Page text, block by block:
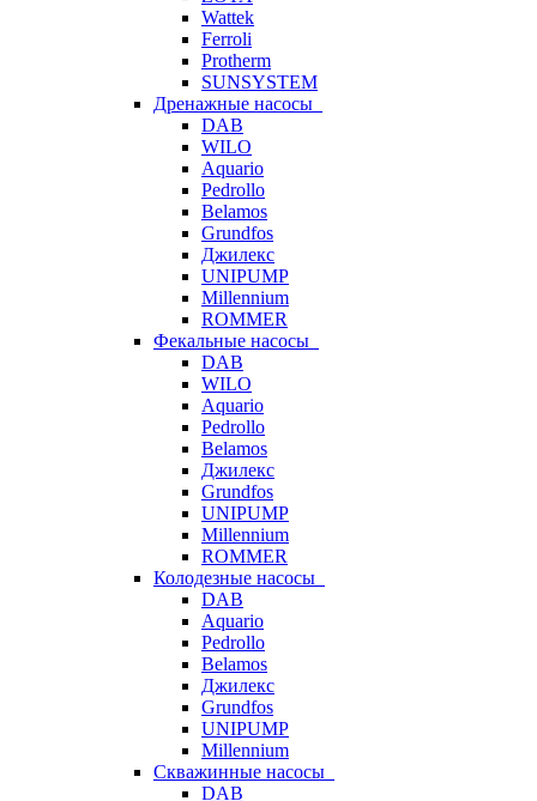
Wattek
Ferroli
Protherm
SUNSYSTEM
Дренажные насосы
DAB
WILO
Aquario
Pedrollo
Belamos
Grundfos
Джилекс
UNIPUMP
Millennium
ROMMER
Фекальные насосы
DAB
WILO
Aquario
Pedrollo
Belamos
Джилекс
Grundfos
UNIPUMP
Millennium
ROMMER
Колодезные насосы
DAB
Aquario
Pedrollo
Belamos
Джилекс
Grundfos
UNIPUMP
Millennium
Скважинные насосы
DAB